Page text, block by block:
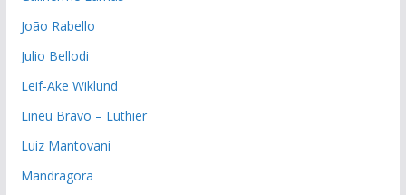
João Rabello
Julio Bellodi
Leif-Ake Wiklund
Lineu Bravo – Luthier
Luiz Mantovani
Mandragora